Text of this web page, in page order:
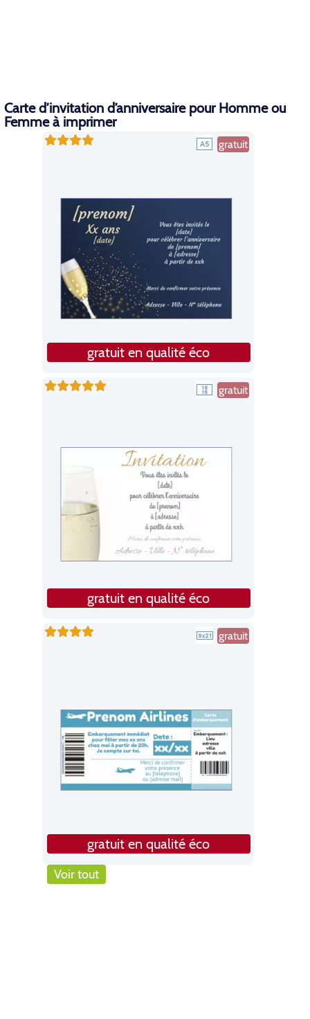
Carte d’invitation d’anniversaire pour Homme ou
Femme à imprimer
gratuit
gratuit en qualité éco
gratuit
gratuit en qualité éco
gratuit
gratuit en qualité éco
Voir tout